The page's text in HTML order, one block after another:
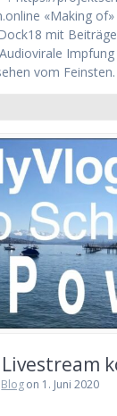
«Making
mit
Impfung
vom Feinsten.
Blogon 1. Juni 2020